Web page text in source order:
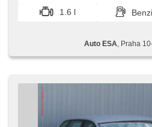
1.6 l
Auto ESA , Praha